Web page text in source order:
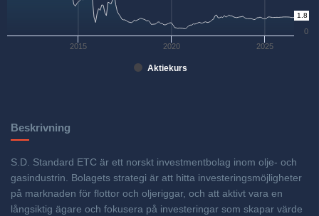
Aktiekurs
2015 2020 2025
0
1.8
Beskrivning
S.D. Standard ETC är ett norskt investmentbolag inom olje- och
gasindustrin. Bolagets strategi är att hitta investeringsmöjligheter
på marknaden för flottor och oljeriggar, och att aktivt vara en
långsiktig ägare och fokusera på investeringar som skapar värde